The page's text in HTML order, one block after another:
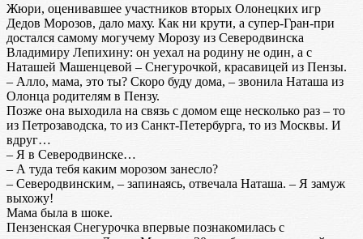
Жюри, оценивавшее участников вторых Олонецких игр
Дедов Морозов, дало маху. Как ни крути, а супер-Гран-при
достался самому могучему Морозу из Северодвинска
Владимиру Лепихину: он уехал на родину не один, а с
Наташей Машенцевой – Снегурочкой, красавицей из Пензы.
– Алло, мама, это ты? Скоро буду дома, – звонила Наташа из
Олонца родителям в Пензу.
Позже она выходила на связь с домом еще несколько раз – то
из Петрозаводска, то из Санкт-Петербурга, то из Москвы. И
вдруг…
– Я в Северодвинске…
– А туда тебя каким морозом занесло?
– Северодвинским, – запинаясь, отвечала Наташа. – Я замуж
выхожу!
Мама была в шоке.
Пензенская Снегурочка впервые познакомилась с